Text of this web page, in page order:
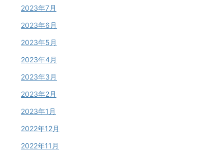
2023年7月
2023年6月
2023年5月
2023年4月
2023年3月
2023年2月
2023年1月
2022年12月
2022年11月